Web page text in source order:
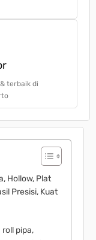
Hollow, Plat
Presisi, Kuat
pipa,
terbaik di